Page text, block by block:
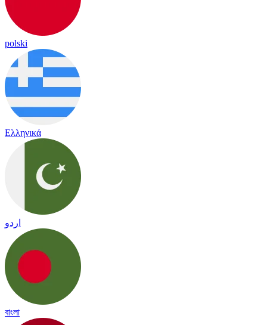
polski
Ελληνικά
اردو
বাংলা